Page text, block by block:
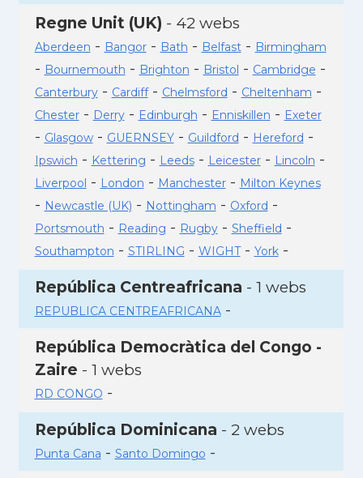
Regne Unit (UK) - 42 webs
Aberdeen - Bangor- Bath - Belfast- Birmingham
- Bournemouth - Brighton - Bristol - Cambridge -
Canterbury- Cardiff- Chelmsford - Cheltenham -
Chester- Derry- Edinburgh - Enniskillen - Exeter
- Glasgow- GUERNSEY- Guildford - Hereford -
Ipswich - Kettering - Leeds- Leicester- Lincoln -
Liverpool - London - Manchester- Milton Keynes
- Newcastle (UK) - Nottingham - Oxford -
Portsmouth - Reading - Rugby- Sheffield -
Southampton - STIRLING - WIGHT- York-
República Centreafricana - 1 webs
REPUBLICA CENTREAFRICANA-
República Democràtica del Congo -
Zaire - 1 webs
RD CONGO -
República Dominicana - 2 webs
Punta Cana - Santo Domingo -